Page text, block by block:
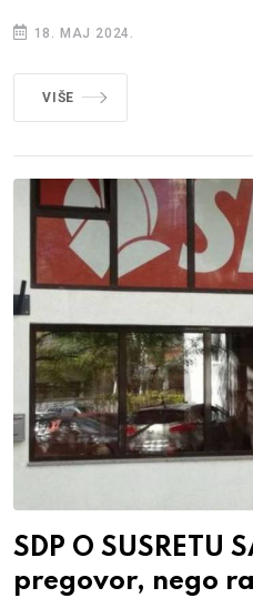
18. MAJ 2024.
VIŠE
SDP O SUSRETU
pregovor, nego